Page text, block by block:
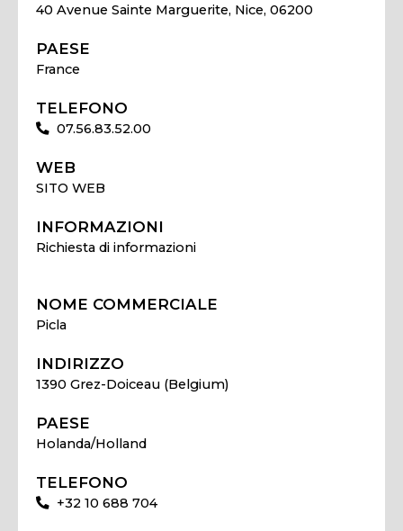
40 Avenue Sainte Marguerite, Nice, 06200
PAESE
France
TELEFONO
07.56.83.52.00
WEB
SITO WEB
INFORMAZIONI
Richiesta di informazioni
NOME COMMERCIALE
Picla
INDIRIZZO
1390 Grez-Doiceau (Belgium)
PAESE
Holanda/Holland
TELEFONO
+32 10 688 704